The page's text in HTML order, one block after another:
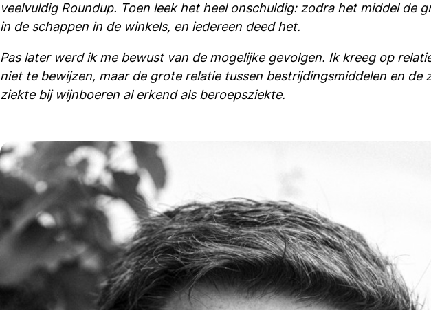
veelvuldig Roundup. Toen leek het heel onschuldig: zodra het middel
in de schappen in de winkels, en iedereen deed het.
Pas later werd ik me bewust van de mogelijke gevolgen. Ik kreeg op
niet te bewijzen, maar de grote relatie tussen bestrijdingsmiddelen en
ziekte bij wijnboeren al erkend als beroepsziekte.